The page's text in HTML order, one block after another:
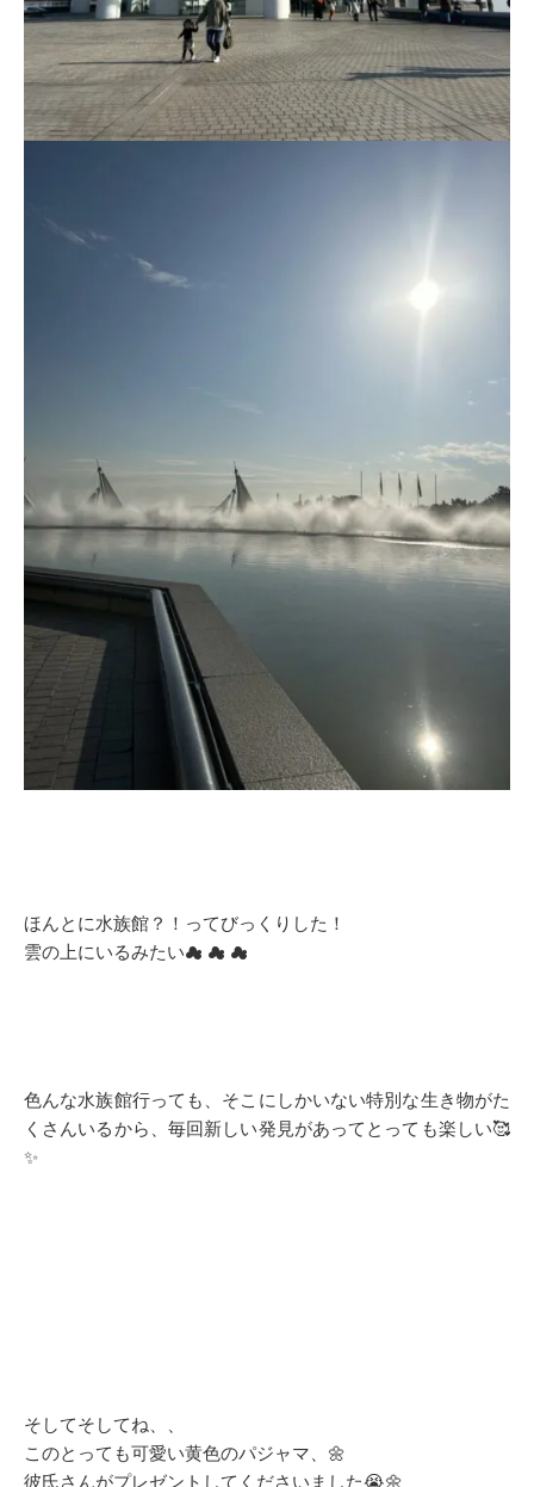
ほんとに水族館？！ってびっくりした！
雲の上にいるみたい☁ ☁ ☁
色んな水族館行っても、そこにしかいない特別な生き物がた
くさんいるから、毎回新しい発見があってとっても楽しい🥰
✨
そしてそしてね、、
このとっても可愛い黄色のパジャマ、🌼
彼氏さんがプレゼントしてくださいました😭🌼